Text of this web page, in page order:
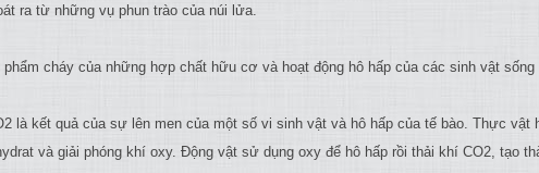
ra từ những vụ phun trào của núi lửa.
phẩm cháy của những hợp chất hữu cơ và hoạt động hô hấp của các sinh vật sống
là kết quả của sự lên men của một số vi sinh vật và hô hấp của tế bào. Thực vật
và giải phóng khí oxy. Động vật sử dụng oxy để hô hấp rồi thải khí CO2, tạo